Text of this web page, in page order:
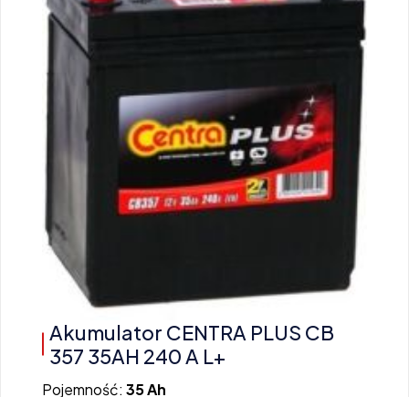
Akumulator CENTRA PLUS CB
357 35AH 240 A L+
Pojemność: 35 Ah